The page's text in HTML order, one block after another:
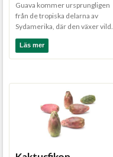
Guava kommer ursprungligen
från de tropiska delarna av
Sydamerika, där den växer vild.
På 1500-talet odlad...
Läs mer